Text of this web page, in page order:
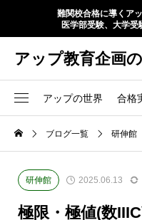
難関校合格に導くア
医学部受験、大学受
アップ教育企画
アップの世界 合格
ブログ一覧 研伸館
研伸館 2025.06.13
極限・極値(数